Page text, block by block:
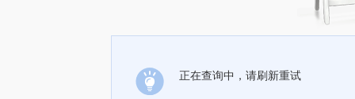
正在查询中，请刷新重试